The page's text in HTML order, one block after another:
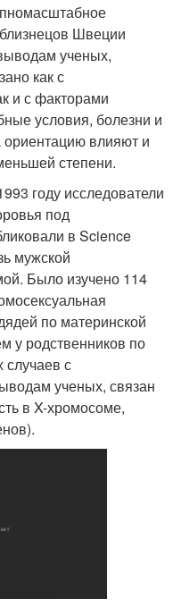
Швеции
ученых,
как с
и с факторами
условия, болезни и
влияют и
степени.
году исследователи
под
в Science
мужской
Было изучено 114
по материнской
у родственников по
случаев с
ученых, связан
в X-хромосоме,